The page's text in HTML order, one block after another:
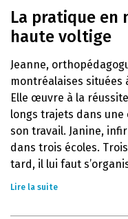
La pratique en
haute voltige
Jeanne,
montréalaises situées
Elle œuvre à la
longs trajets dans
son travail. Janine,
dans trois écoles.
tard, il lui faut
Lire la suite